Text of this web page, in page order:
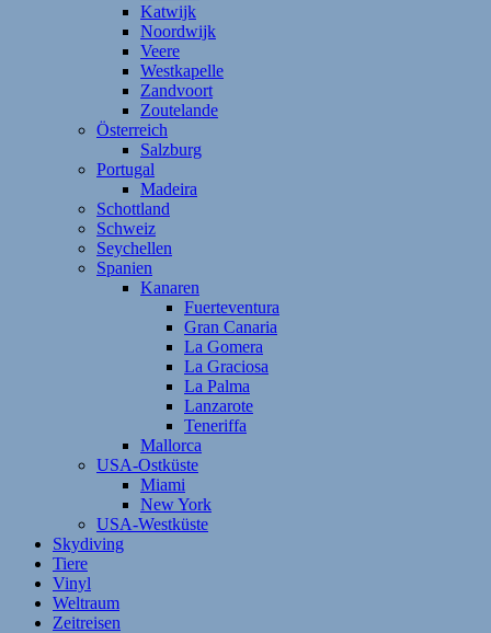
Katwijk
Noordwijk
Veere
Westkapelle
Zandvoort
Zoutelande
Österreich
Salzburg
Portugal
Madeira
Schottland
Schweiz
Seychellen
Spanien
Kanaren
Fuerteventura
Gran Canaria
La Gomera
La Graciosa
La Palma
Lanzarote
Teneriffa
Mallorca
USA-Ostküste
Miami
New York
USA-Westküste
Skydiving
Tiere
Vinyl
Weltraum
Zeitreisen